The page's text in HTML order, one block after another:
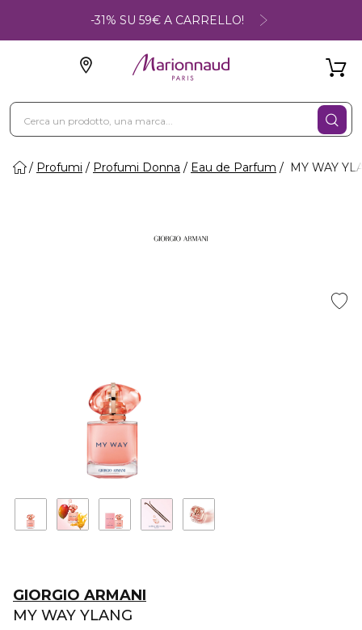
-31% SU 59€ A CARRELLO!
Profumi Profumi Donna Eau de Parfum MY WAY
GIORGIO ARMANI
MY WAY YLANG